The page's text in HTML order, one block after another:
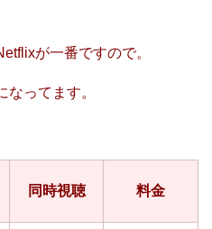
が一番ですので。
ってます。
同時視聴 料金